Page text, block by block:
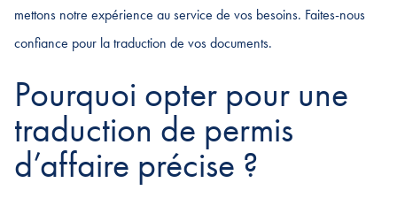
mettons notre expérience au service de vos besoins. Faites-nous
confiance pour la traduction de vos documents.
Pourquoi opter pour une
traduction de permis
d’affaire précise ?